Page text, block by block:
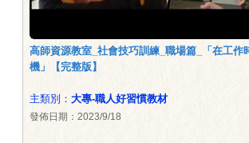
高師資源教室_社會技巧訓練_職場篇_「在工作
機」【完整版】
主類別： 大專-職人好習慣教材
發佈日期：2023/9/18